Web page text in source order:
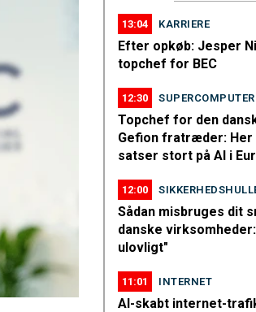
13:04 KARRIERE
Efter opkøb: Jesper
topchef for BEC
12:30 SUPERCOMPUTER
Topchef for den
Gefion fratræder: Her
satser stort på AI i
12:00
Sådan misbruges dit
danske
ulovligt"
11:01 INTERNET
AI-skabt internet-